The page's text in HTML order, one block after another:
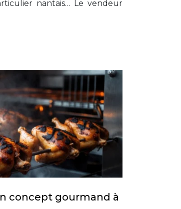
nantais… Le vendeur
concept gourmand à